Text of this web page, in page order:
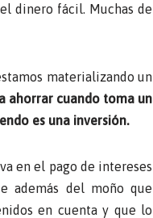
dinero fácil. Muchas de
materializando un
ahorrar cuando toma un
es una inversión.
en el pago de intereses
además del moño que
en cuenta y que lo